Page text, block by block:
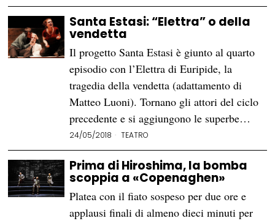
Santa Estasi: “Elettra” o della
vendetta
Il progetto Santa Estasi è giunto al quarto
episodio con l’Elettra di Euripide, la
tragedia della vendetta (adattamento di
Matteo Luoni). Tornano gli attori del ciclo
precedente e si aggiungono le superbe…
24/05/2018 TEATRO
Prima di Hiroshima, la bomba
scoppia a «Copenaghen»
Platea con il fiato sospeso per due ore e
applausi finali di almeno dieci minuti per